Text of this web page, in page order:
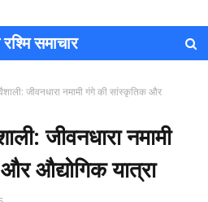
रश्मि समाचार
जीवनधारा नमामी गंगे की सांस्कृतिक और
जीवनधारा नमामी
औद्योगिक यात्रा